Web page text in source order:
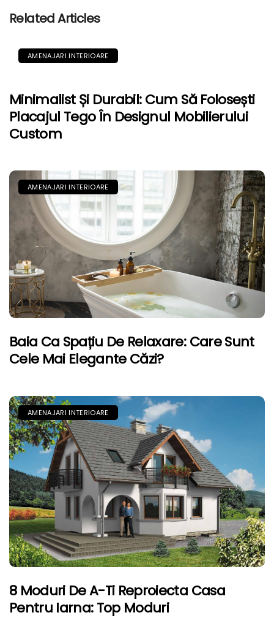
Related Articles
AMENAJARI INTERIOARE
Minimalist Și Durabil: Cum Să Folosești
Placajul Tego În Designul Mobilierului
Custom
AMENAJARI INTERIOARE
Baia Ca Spațiu De Relaxare: Care Sunt
Cele Mai Elegante Căzi?
AMENAJARI INTERIOARE
8 Moduri De A-Ti Reproiecta Casa
Pentru Iarna: Top Moduri